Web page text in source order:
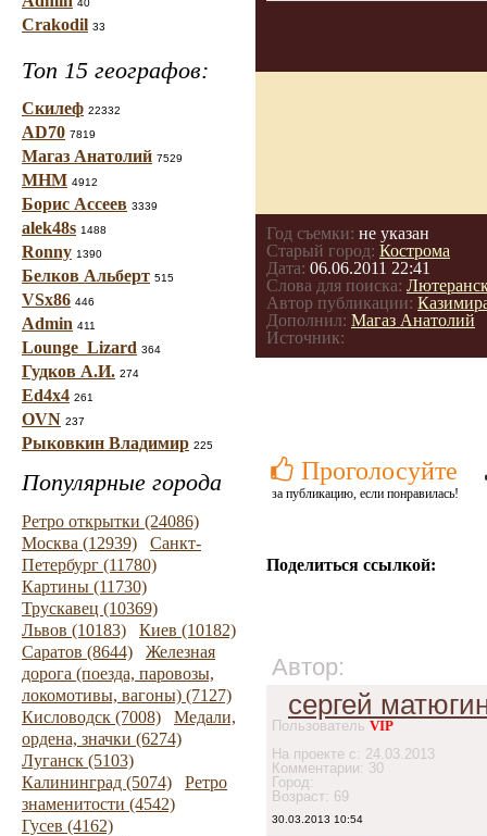
40
Crakodil 33
Топ 15 географов:
Скилеф 22332
AD70 7819
Магаз Анатолий 7529
МНМ 4912
Борис Ассеев 3339
alek48s 1488
Ronny 1390
Белков Альберт 515
VSx86 446
Admin 411
Lounge_Lizard 364
Гудков А.И. 274
Ed4x4 261
OVN 237
Рыковкин Владимир 225
Популярные города
Ретро открытки (24086)
Москва (12939)
Санкт-
Петербург (11780)
Картины (11730)
Трускавец (10369)
Львов (10183)
Киев (10182)
Саратов (8644)
Железная
дорога (поезда, паровозы,
локомотивы, вагоны) (7127)
Кисловодск (7008)
Медали,
ордена, значки (6274)
Луганск (5103)
Калининград (5074)
Ретро
знаменитости (4542)
Гусев (4162)
Год съемки: не указан
Старый город: Кострома
Дата: 06.06.2011 22:41
Слова для поиска:
Автор публикации:
Дополнил: Магаз Анатолий
Источник:
Проголосуйте
за публикацию, если понравилась!
Поделиться ссылкой:
Автор:
сергей
Пользователь VIP
На проекте с: 24.03.2013
Комментарии: 30
Город:
Возраст: 69
30.03.2013 10:54